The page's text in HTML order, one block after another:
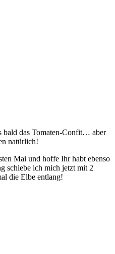
bald das Tomaten-Confit… aber
natürlich!
Mai und hoffe Ihr habt ebenso
schiebe ich mich jetzt mit 2
die Elbe entlang!